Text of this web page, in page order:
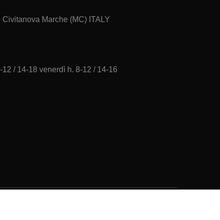
Marche (MC) ITALY
/ 14-18 venerdì h. 8-12 / 14-16